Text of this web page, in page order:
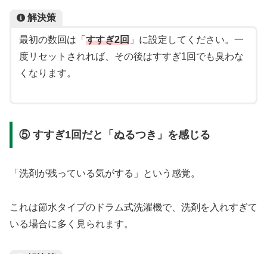
解決策
最初の数回は「 すすぎ2回」に設定してください。一
度リセットされれば、その後はすすぎ1回でも臭わな
くなります。
⑤ すすぎ1回だと「ぬるつき」を感じる
「洗剤が残っている気がする」という感覚。
これは節水タイプのドラム式洗濯機で、洗剤を入れすぎて
いる場合に多く見られます。